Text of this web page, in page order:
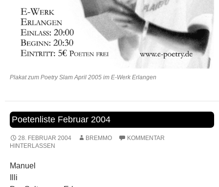
Plakat zum Poetry Slam April 2005 im E-Werk Erlangen
Poetenliste Februar 2004
28. FEBRUAR 2004 BREMMO
KOMMENTAR
HINTERLASSEN
Manuel
Illi